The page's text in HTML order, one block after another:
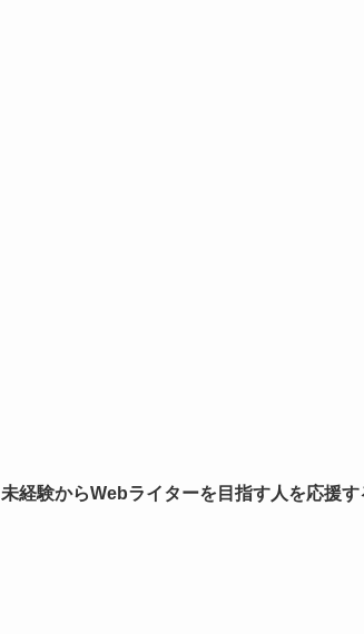
未経験からWebライターを目指す人を応援す